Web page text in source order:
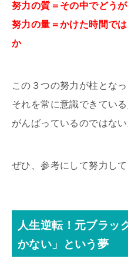
努力の質＝その中でどう
努力の量＝かけた時間で
か
この３つの努力が柱とな
それを常に意識できてい
がんばっているのではな
ぜひ、参考にして努力し
人生逆転！元ブラッ
かない」という夢